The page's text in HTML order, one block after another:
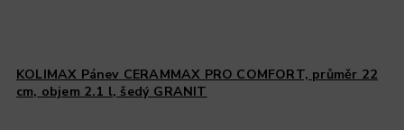
KOLIMAX Pánev CERAMMAX PRO COMFORT, průměr 22
cm, objem 2.1 l, šedý GRANIT